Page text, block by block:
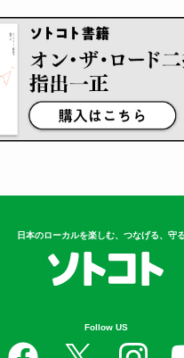
日本のローカルを楽しむ、つなげる、守る
Follow US